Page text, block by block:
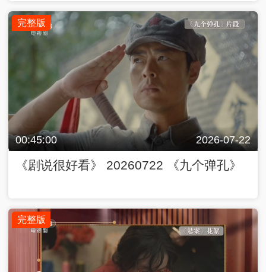
完整版
00:45:00 2026-07-22
《剧说很好看》 20260722 《九个弹孔》
完整版